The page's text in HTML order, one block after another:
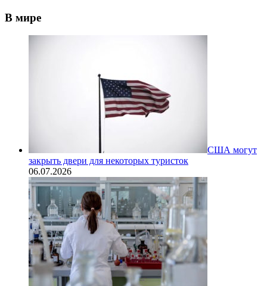
В мире
США могут
закрыть двери для некоторых туристок
06.07.2026